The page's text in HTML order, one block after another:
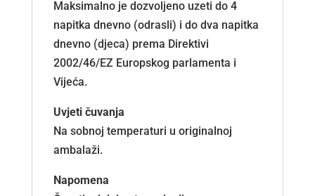
Maksimalno je dozvoljeno uzeti do 4
napitka dnevno (odrasli) i do dva napitka
dnevno (djeca) prema Direktivi
2002/46/EZ Europskog parlamenta i
Vijeća.
Uvjeti čuvanja
Na sobnoj temperaturi u originalnoj
ambalaži.
Napomena